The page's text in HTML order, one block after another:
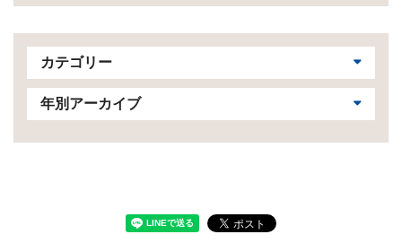
カテゴリー
年別アーカイブ